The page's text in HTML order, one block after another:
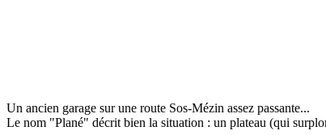
Un ancien garage sur une route Sos-Mézin assez passante...
Le nom "Plané" décrit bien la situation : un plateau (qui